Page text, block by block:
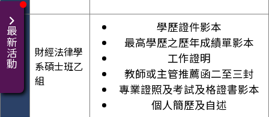
中
原
大
財經法律學
系碩士班乙
組
學歷證件影本
最高學歷之歷年成績單影本
工作證明
教師或主管推薦函二至三封
專業證照及考試及格證書影本
個人簡歷及自述
最新活動